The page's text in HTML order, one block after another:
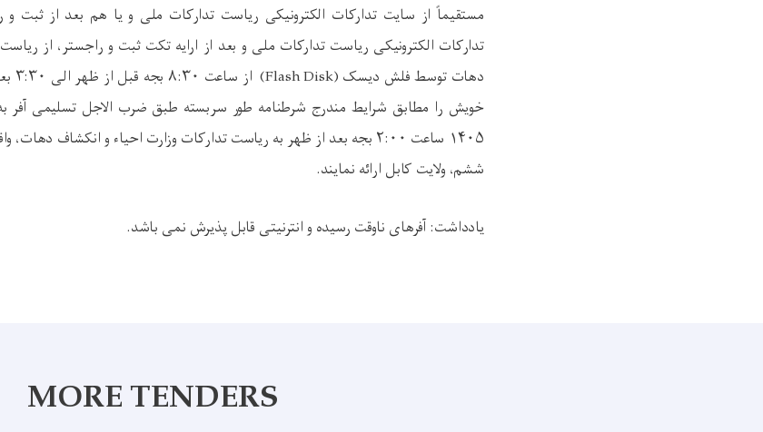
مستقیماً از سایت تدارکات الکترونیکی ریاست تدارکات ملی و یا هم بعد از ثبت
تدارکات الکترونیکی ریاست تدارکات ملی و بعد از ارایه تکت ثبت و راجستر، از
دهات توسط فلش دیسک (Flash Disk
)
خویش را مطابق شرایط مندرج شرطنامه طور سربسته طبق ضرب الاجل تسلیمی آفر
۱۴۰۵ ساعت ۲:۰۰ بجه بعد از ظهر به ریاست تدارکات وزارت احیاء و انکشاف
ششم، ولایت کابل ارائه نمایند.
یادداشت: آفرهای ناوقت رسیده و انترنیتی قابل پذیرش نمی باشد.
MORE TENDERS